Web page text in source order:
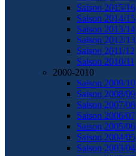
Saison 2015/16
Saison 2014/15
Saison 2013/14
Saison 2012/13
Saison 2011/12
Saison 2010/11
2000-2010
Saison 2009/10
Saison 2008/09
Saison 2007/08
Saison 2006/07
Saison 2005/06
Saison 2004/05
Saison 2003/04